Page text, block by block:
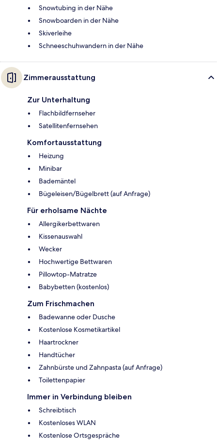
Snowtubing in der Nähe
Snowboarden in der Nähe
Skiverleihe
Schneeschuhwandern in der Nähe
Zimmerausstattung
Zur Unterhaltung
Flachbildfernseher
Satellitenfernsehen
Komfortausstattung
Heizung
Minibar
Bademäntel
Bügeleisen/Bügelbrett (auf Anfrage)
Für erholsame Nächte
Allergikerbettwaren
Kissenauswahl
Wecker
Hochwertige Bettwaren
Pillowtop-Matratze
Babybetten (kostenlos)
Zum Frischmachen
Badewanne oder Dusche
Kostenlose Kosmetikartikel
Haartrockner
Handtücher
Zahnbürste und Zahnpasta (auf Anfrage)
Toilettenpapier
Immer in Verbindung bleiben
Schreibtisch
Kostenloses WLAN
Kostenlose Ortsgespräche